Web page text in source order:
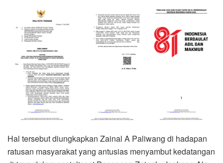
Hal tersebut diungkapkan Zainal A Paliwang di hadapan
ratusan masyarakat yang antusias menyambut kedatangan